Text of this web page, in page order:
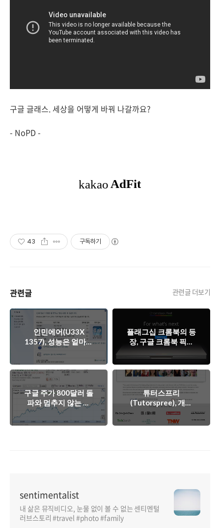
구글 글래스. 세상을 어떻게 바꿔 나갈까요?
- NoPD -
43 구독하기
관련글 관련글 더보기
인민에어(U33X
1357), 성능은 얼마나
플래그십 크롬북의 등
장, 구글 크롬북 픽셀
(Google
Chromebook Pixel)
구글 주가 800달러 돌
파와 멈추지 않는 혁
신과 변화의 엔진
튜터스프리
(Tutorspree), 개인
과외교사를 연결해 주
는 스타트업?
sentimentalist
내 삶은 뮤직비디오, 눈물 없이 볼 수 없는 센티멘털
러브스토리 #travel #photo #family